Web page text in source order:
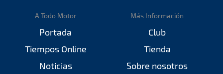
A Todo Motor
Portada
Tiempos Online
Noticias
Más Información
Club
Tienda
Sobre nosotros